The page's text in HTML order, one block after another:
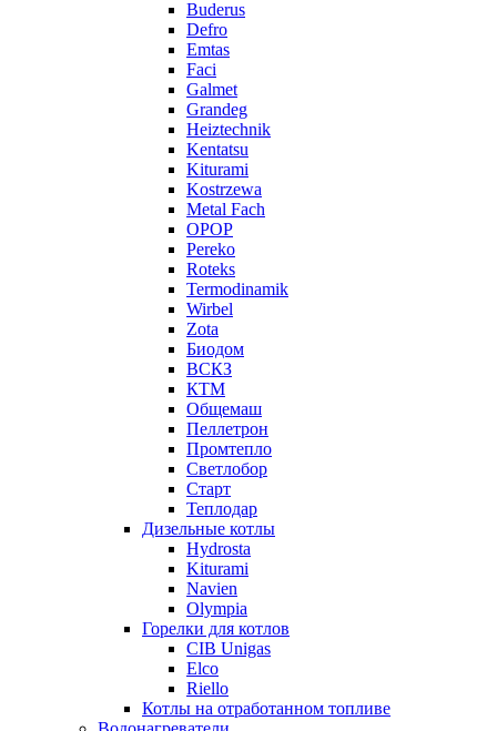
Buderus
Defro
Emtas
Faci
Galmet
Grandeg
Heiztechnik
Kentatsu
Kiturami
Kostrzewa
Metal Fach
OPOP
Pereko
Roteks
Termodinamik
Wirbel
Zota
Биодом
ВСКЗ
КТМ
Общемаш
Пеллетрон
Промтепло
Светлобор
Старт
Теплодар
Дизельные котлы
Hydrosta
Kiturami
Navien
Olympia
Горелки для котлов
CIB Unigas
Elco
Riello
Котлы на отработанном топливе